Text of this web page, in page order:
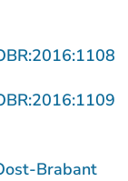
Brabant